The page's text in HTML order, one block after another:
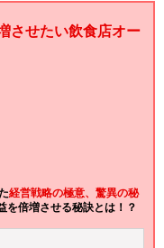
させたい飲食店オー
経営戦略の極意、驚異の秘
を倍増させる秘訣とは！？